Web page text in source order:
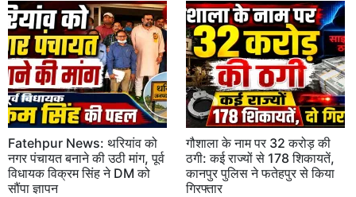
Fatehpur News: थरियांव को
नगर पंचायत बनाने की उठी मांग, पूर्व
विधायक विक्रम सिंह ने DM को
सौंपा ज्ञापन
गौशाला के नाम पर 32 करोड़ की
ठगी: कई राज्यों से 178 शिकायतें,
कानपुर पुलिस ने फतेहपुर से किया
गिरफ्तार